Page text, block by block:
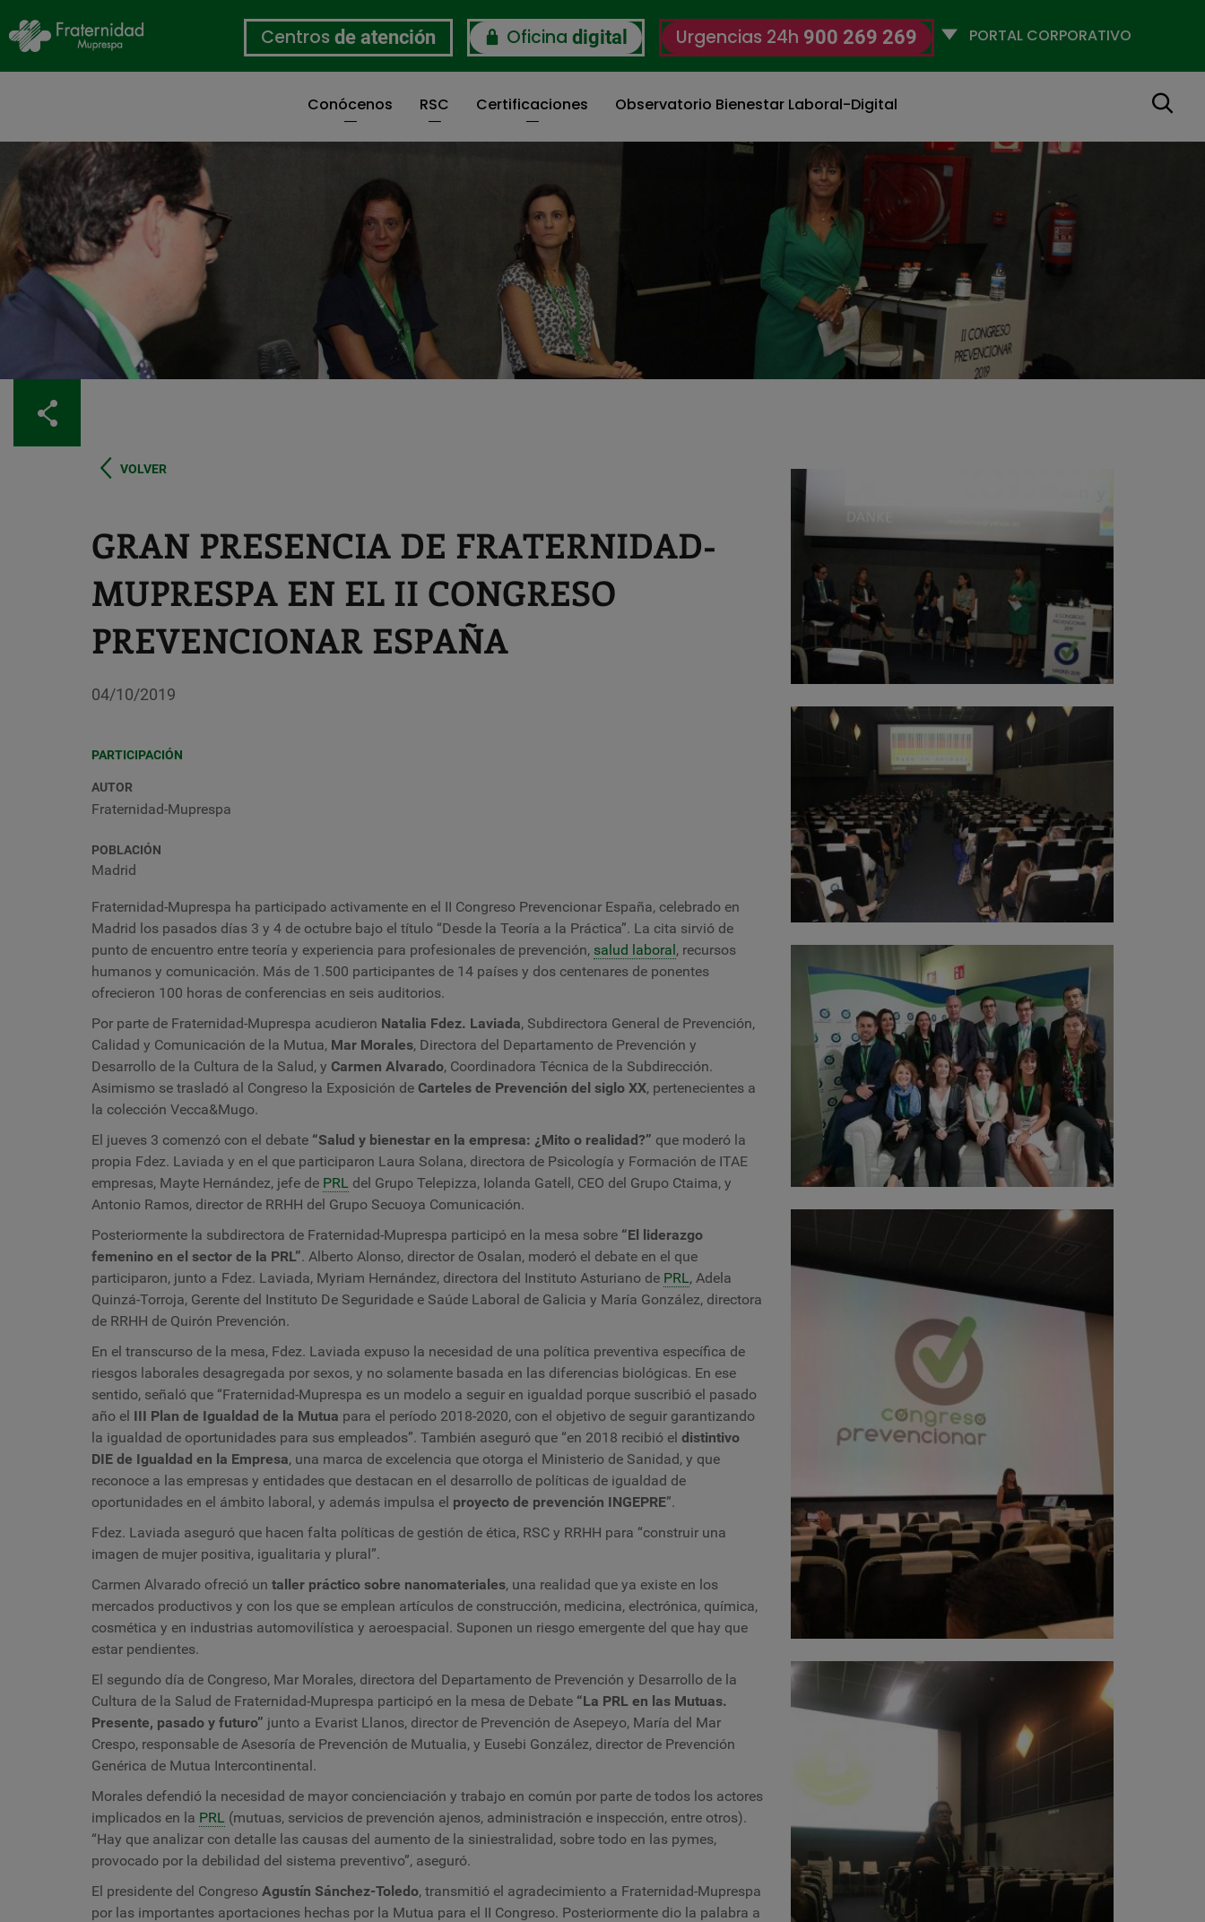
contenido
principal
Centros de atención Oficina digital Urgencias 24h 900 269 269
Selecciona
Conócenos RSC Certificaciones Observatorio Bienestar Laboral-Digital Buscar
VOLVER
GRAN PRESENCIA DE FRATERNIDAD-
MUPRESPA EN EL II CONGRESO
PREVENCIONAR ESPAÑA
04/10/2019
PARTICIPACIÓN
AUTOR
Fraternidad-Muprespa
POBLACIÓN
Madrid
Fraternidad-Muprespa ha participado activamente en el II Congreso Prevencionar España, celebrado en
Madrid los pasados días 3 y 4 de octubre bajo el título “Desde la Teoría a la Práctica”. La cita sirvió de
punto de encuentro entre teoría y experiencia para profesionales de prevención, salud laboral, recursos
humanos y comunicación. Más de 1.500 participantes de 14 países y dos centenares de ponentes
ofrecieron 100 horas de conferencias en seis auditorios.
Por parte de Fraternidad-Muprespa acudieron Natalia Fdez. Laviada, Subdirectora General de Prevención,
Calidad y Comunicación de la Mutua, Mar Morales, Directora del Departamento de Prevención y
Desarrollo de la Cultura de la Salud, y Carmen Alvarado, Coordinadora Técnica de la Subdirección.
Asimismo se trasladó al Congreso la Exposición de Carteles de Prevención del siglo XX, pertenecientes a
la colección Vecca&Mugo.
El jueves 3 comenzó con el debate “Salud y bienestar en la empresa: ¿Mito o realidad?” que moderó la
propia Fdez. Laviada y en el que participaron Laura Solana, directora de Psicología y Formación de ITAE
empresas, Mayte Hernández, jefe de PRL del Grupo Telepizza, Iolanda Gatell, CEO del Grupo Ctaima, y
Antonio Ramos, director de RRHH del Grupo Secuoya Comunicación.
Posteriormente la subdirectora de Fraternidad-Muprespa participó en la mesa sobre “El liderazgo
femenino en el sector de la PRL”. Alberto Alonso, director de Osalan, moderó el debate en el que
participaron, junto a Fdez. Laviada, Myriam Hernández, directora del Instituto Asturiano de PRL, Adela
Quinzá-Torroja, Gerente del Instituto De Seguridade e Saúde Laboral de Galicia y María González, directora
de RRHH de Quirón Prevención.
En el transcurso de la mesa, Fdez. Laviada expuso la necesidad de una política preventiva específica de
riesgos laborales desagregada por sexos, y no solamente basada en las diferencias biológicas. En ese
sentido, señaló que “Fraternidad-Muprespa es un modelo a seguir en igualdad porque suscribió el pasado
año el III Plan de Igualdad de la Mutua para el período 2018-2020, con el objetivo de seguir garantizando
la igualdad de oportunidades para sus empleados”. También aseguró que “en 2018 recibió el distintivo
DIE de Igualdad en la Empresa, una marca de excelencia que otorga el Ministerio de Sanidad, y que
reconoce a las empresas y entidades que destacan en el desarrollo de políticas de igualdad de
oportunidades en el ámbito laboral, y además impulsa el proyecto de prevención INGEPRE”.
Fdez. Laviada aseguró que hacen falta políticas de gestión de ética, RSC y RRHH para “construir una
imagen de mujer positiva, igualitaria y plural”.
Carmen Alvarado ofreció un taller práctico sobre nanomateriales, una realidad que ya existe en los
mercados productivos y con los que se emplean artículos de construcción, medicina, electrónica, química,
cosmética y en industrias automovilística y aeroespacial. Suponen un riesgo emergente del que hay que
estar pendientes.
El segundo día de Congreso, Mar Morales, directora del Departamento de Prevención y Desarrollo de la
Cultura de la Salud de Fraternidad-Muprespa participó en la mesa de Debate “La PRL en las Mutuas.
Presente, pasado y futuro” junto a Evarist Llanos, director de Prevención de Asepeyo, María del Mar
Crespo, responsable de Asesoría de Prevención de Mutualia, y Eusebi González, director de Prevención
Genérica de Mutua Intercontinental.
Morales defendió la necesidad de mayor concienciación y trabajo en común por parte de todos los actores
implicados en la PRL (mutuas, servicios de prevención ajenos, administración e inspección, entre otros).
“Hay que analizar con detalle las causas del aumento de la siniestralidad, sobre todo en las pymes,
provocado por la debilidad del sistema preventivo”, aseguró.
El presidente del Congreso Agustín Sánchez-Toledo, transmitió el agradecimiento a Fraternidad-Muprespa
por las importantes aportaciones hechas por la Mutua para el II Congreso. Posteriormente dio la palabra a